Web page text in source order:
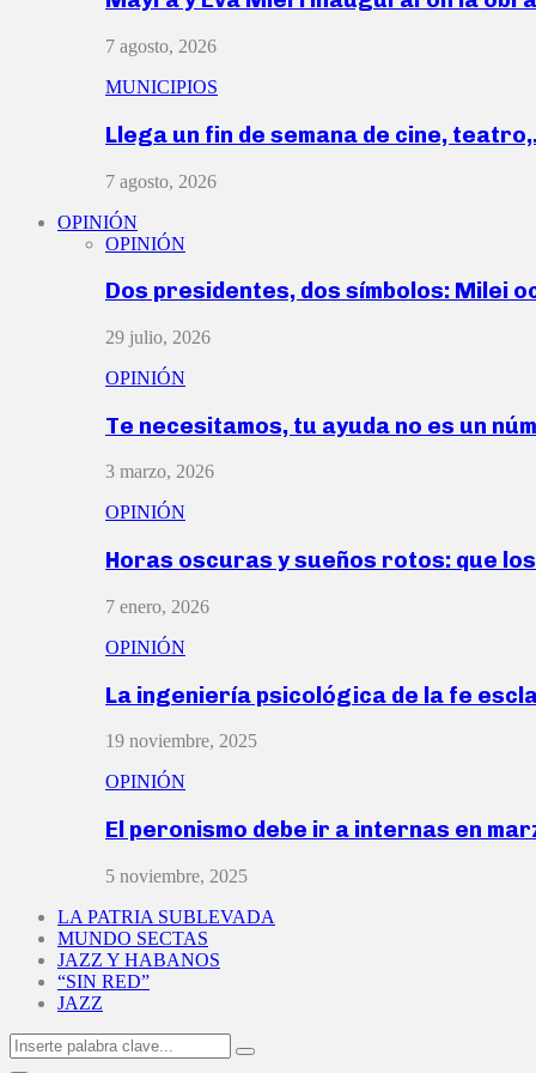
7 agosto, 2026
MUNICIPIOS
Llega un fin de semana de cine,
7 agosto, 2026
OPINIÓN
OPINIÓN
Dos presidentes, dos símbolos: Milei
29 julio, 2026
OPINIÓN
Te necesitamos, tu ayuda no es un
3 marzo, 2026
OPINIÓN
Horas oscuras y sueños rotos: que
7 enero, 2026
OPINIÓN
La ingeniería psicológica de la fe
19 noviembre, 2025
OPINIÓN
El peronismo debe ir a internas en
5 noviembre, 2025
LA PATRIA SUBLEVADA
MUNDO SECTAS
JAZZ Y HABANOS
“SIN RED”
JAZZ
Search
for:
Search